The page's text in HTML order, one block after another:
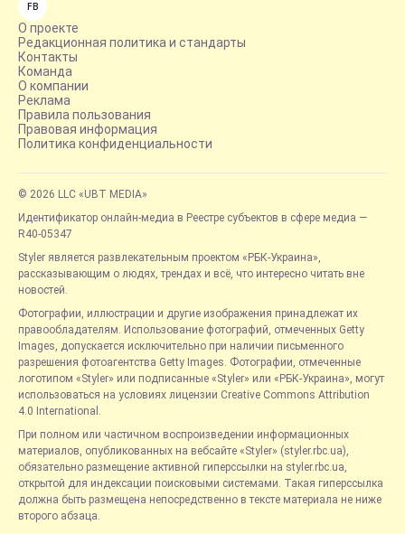
FB
О проекте
Редакционная политика и стандарты
Контакты
Команда
О компании
Реклама
Правила пользования
Правовая информация
Политика конфиденциальности
© 2026 LLC «UBT MEDIA»
Идентификатор онлайн-медиа в Реестре субъектов в сфере медиа —
R40-05347
Styler является развлекательным проектом «РБК-Украина»,
рассказывающим о людях, трендах и всё, что интересно читать вне
новостей.
Фотографии, иллюстрации и другие изображения принадлежат их
правообладателям. Использование фотографий, отмеченных Getty
Images, допускается исключительно при наличии письменного
разрешения фотоагентства Getty Images. Фотографии, отмеченные
логотипом «Styler» или подписанные «Styler» или «РБК-Украина», могут
использоваться на условиях лицензии Creative Commons Attribution
4.0 International.
При полном или частичном воспроизведении информационных
материалов, опубликованных на вебсайте «Styler» (styler.rbc.ua),
обязательно размещение активной гиперссылки на styler.rbc.ua,
открытой для индексации поисковыми системами. Такая гиперссылка
должна быть размещена непосредственно в тексте материала не ниже
второго абзаца.